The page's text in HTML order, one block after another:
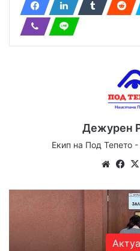
Дежурен
Екип на Под Тепето